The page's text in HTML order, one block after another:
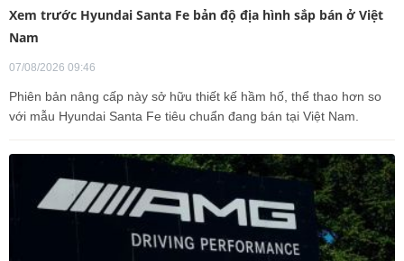
Xem trước Hyundai Santa Fe bản độ địa hình sắp bán ở Việt
Nam
07/08/2026 09:46
Phiên bản nâng cấp này sở hữu thiết kế hầm hố, thể thao hơn so
với mẫu Hyundai Santa Fe tiêu chuẩn đang bán tại Việt Nam.